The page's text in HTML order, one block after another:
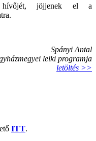
hívőjét, jöjjenek el a
Spányi Antal
lelki programja
letöltés >>
ITT.